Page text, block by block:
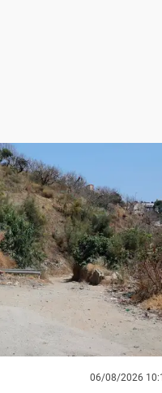
06/08/2026